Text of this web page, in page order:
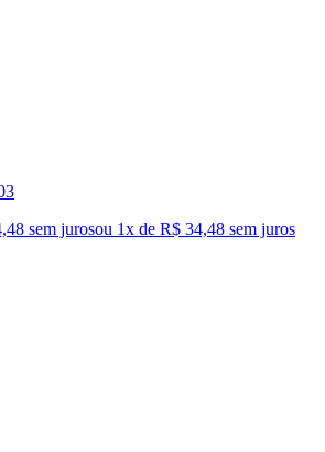
sem jurosou 1x de R$ 34,48 sem juros